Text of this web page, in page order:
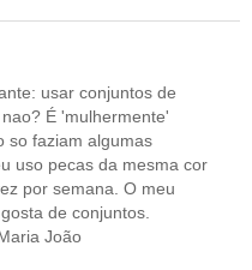
usar conjuntos de
É 'mulhermente'
so faziam algumas
uso pecas da mesma cor
por semana. O meu
de conjuntos.
João